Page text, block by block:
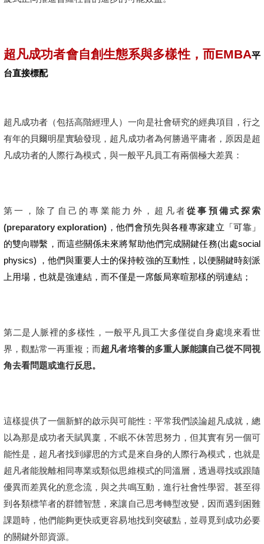
超凡成功者會自創生態系與多樣性，而EMBA平
台直接標配
超凡成功者（包括高階經理人）一向是社會研究的經典項目，行之
有年的貝爾明星實驗發現，超凡成功者為何勝過平庸者，原因是超
凡成功者的人際行為模式，與一般平凡員工有兩個極大差異：
第一，除了自己的專業能力外，超凡者從事預備式探索
(preparatory exploration) ，他們會預先與各種專家建立「可靠」
的雙向聯繫，而這些關係未來將幫助他們完成關鍵任務(出處social
physics) ，他們與重要人士的保持較強的互動性，以便關鍵時刻派
上用場，也就是強連結，而不僅是一席飯局寒暄那樣的弱連結；
第二是人脈裡的多樣性，一般平凡員工大多僅從自身處境來看世
界，觀點常一再重複；而超凡者培養的多重人脈能讓自己從不同視
角去看問題或進行反思。
這樣提供了一個新鮮的啟示與可能性：平常我們談論超凡成就，總
以為那是成功者天賦異稟，不眠不休苦思努力，但其實有另一個可
能性是，超凡者找到繆思的方式是來自身的人際行為模式，也就是
超凡者能脫離相同專業或類似思維模式的同溫層，透過尋找或跟隨
優異而差異化的意念流，與之共鳴互動，進行社會性學習。甚至得
到各類標竿者的群體智慧，來讓自己思考轉型改變，因而遇到困難
課題時，他們能夠更快或更容易地找到突破點，並尋覓到成功必要
的關鍵外部資源。